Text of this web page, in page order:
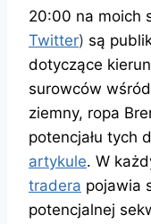
20:00 na moich
Twitter) są
dotyczące
surowców
ziemny, ropa
potencjału tych
artykule. W
tradera pojawia
potencjalnej